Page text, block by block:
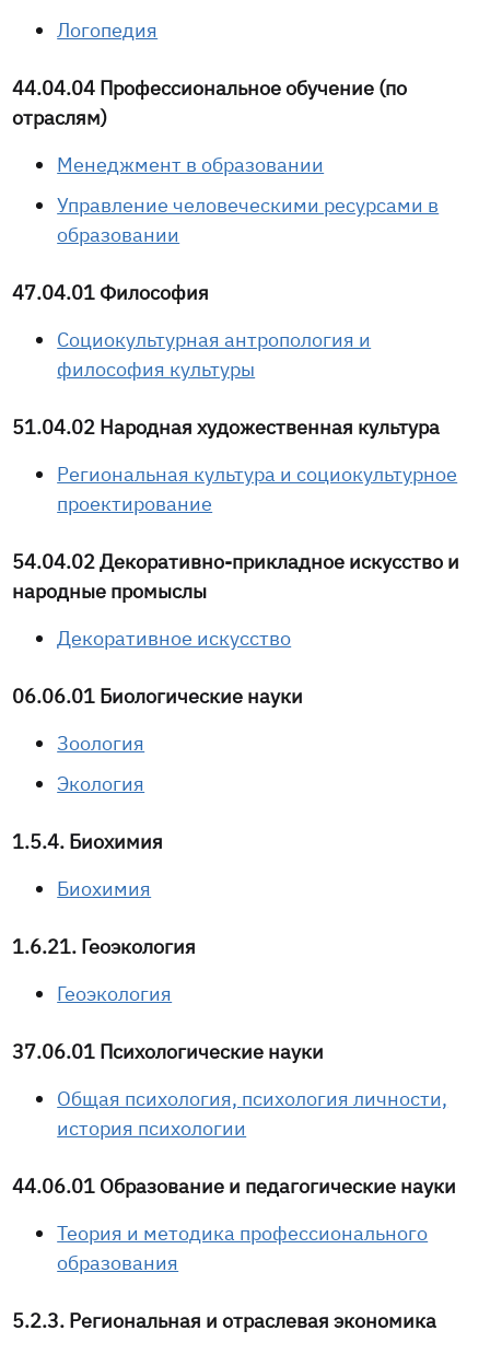
Логопедия
44.04.04 Профессиональное обучение (по
отраслям)
Менеджмент в образовании
Управление человеческими ресурсами в
образовании
47.04.01 Философия
Социокультурная антропология и
философия культуры
51.04.02 Народная художественная культура
Региональная культура и социокультурное
проектирование
54.04.02 Декоративно-прикладное искусство и
народные промыслы
Декоративное искусство
06.06.01 Биологические науки
Зоология
Экология
1.5.4. Биохимия
Биохимия
1.6.21. Геоэкология
Геоэкология
37.06.01 Психологические науки
Общая психология, психология личности,
история психологии
44.06.01 Образование и педагогические науки
Теория и методика профессионального
образования
5.2.3. Региональная и отраслевая экономика